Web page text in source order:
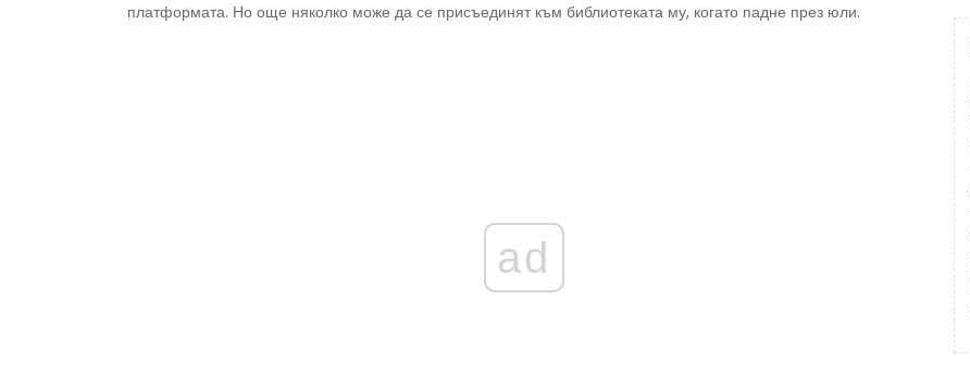
платформата. Но още няколко може да се присъединят към библиотеката му, когато падне през юли.
ad